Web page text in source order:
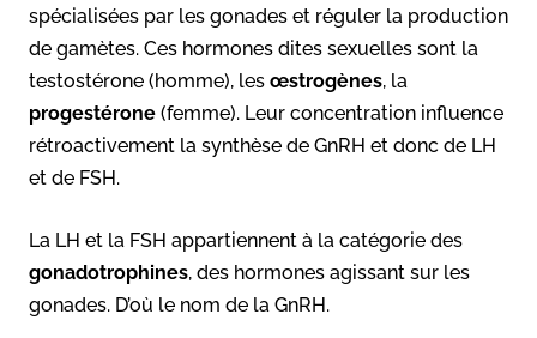
spécialisées par les gonades et réguler la production
de gamètes. Ces hormones dites sexuelles sont la
testostérone (homme), les œstrogènes, la
progestérone (femme). Leur concentration influence
rétroactivement la synthèse de GnRH et donc de LH
et de FSH.
La LH et la FSH appartiennent à la catégorie des
gonadotrophines, des hormones agissant sur les
gonades. D’où le nom de la GnRH.